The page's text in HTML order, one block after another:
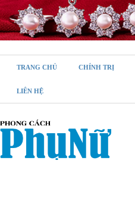
TRANG CHỦ CHÍNH TRỊ
LIÊN HỆ